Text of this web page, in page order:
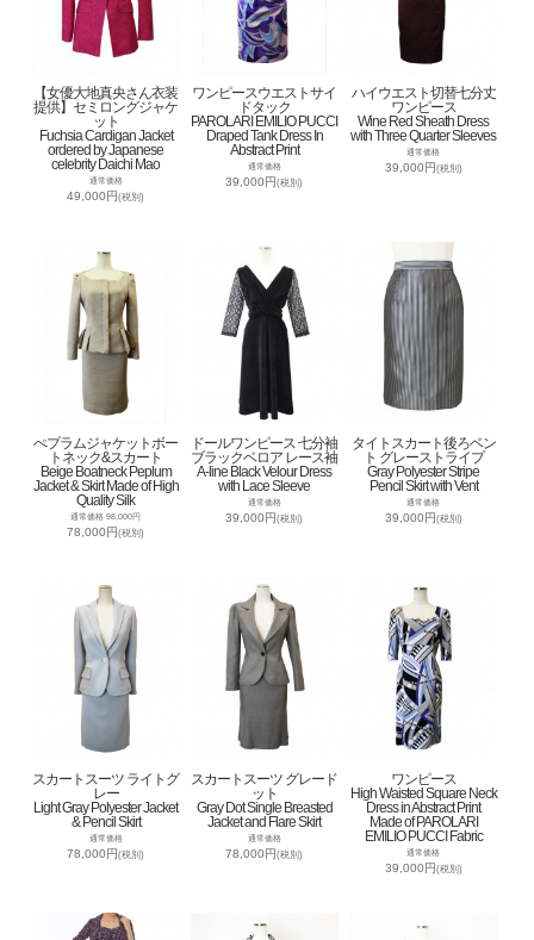
【女優大地真央さん衣装
提供】セミロングジャケ
ット
Fuchsia Cardigan Jacket
ordered by Japanese
celebrity Daichi Mao
通常価格
49,000円(税別)
ワンピースウエストサイ
ドタック
PAROLARI EMILIO PUCCI
Draped Tank Dress In
Abstract Print
通常価格
39,000円(税別)
ハイウエスト切替七分丈
ワンピース
Wine Red Sheath Dress
with Three Quarter Sleeves
通常価格
39,000円(税別)
ぺプラムジャケットボー
トネック&スカート
Beige Boatneck Peplum
Jacket & Skirt Made of High
Quality Silk
通常価格 98,000円
78,000円(税別)
ドールワンピース 七分袖
ブラックベロア レース袖
A-line Black Velour Dress
with Lace Sleeve
通常価格
39,000円(税別)
タイトスカート後ろベン
ト グレーストライプ
Gray Polyester Stripe
Pencil Skirt with Vent
通常価格
39,000円(税別)
スカートスーツ ライトグ
レー
Light Gray Polyester Jacket
& Pencil Skirt
通常価格
78,000円(税別)
スカートスーツ グレード
ット
Gray Dot Single Breasted
Jacket and Flare Skirt
通常価格
78,000円(税別)
ワンピース
High Waisted Square Neck
Dress in Abstract Print
Made of PAROLARI
EMILIO PUCCI Fabric
通常価格
39,000円(税別)